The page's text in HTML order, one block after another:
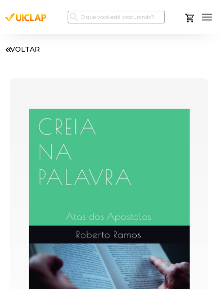
VOLTAR